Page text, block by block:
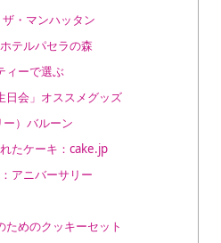
・マンハッタン
テルパセラの森
ィーで選ぶ
日会」オススメグッズ
）バルーン
たケーキ：cake.jp
アニバーサリー
ためのクッキーセット